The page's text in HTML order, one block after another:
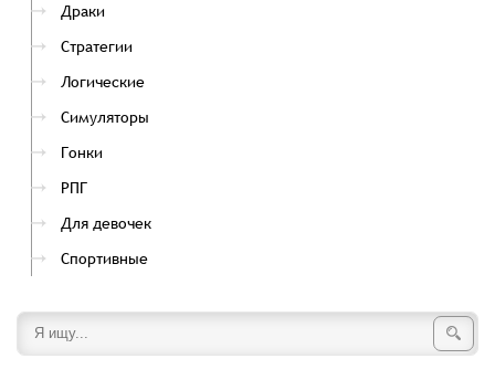
Драки
Стратегии
Логические
Симуляторы
Гонки
РПГ
Для девочек
Спортивные